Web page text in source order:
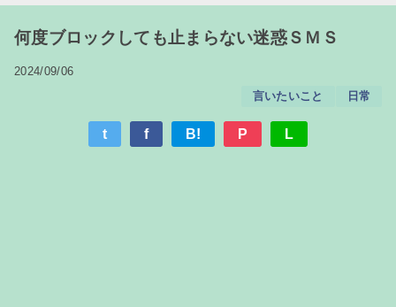
何度ブロックしても止まらない迷惑ＳＭＳ
2024/09/06
言いたいこと
日常
t f B! P L